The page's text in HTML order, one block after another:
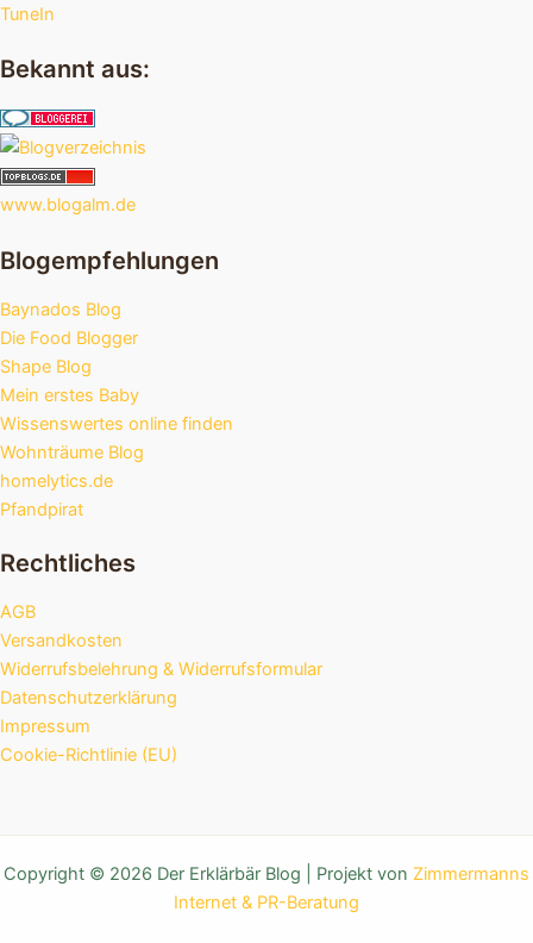
TuneIn
Bekannt aus:
www.blogalm.de
Blogempfehlungen
Baynados Blog
Die Food Blogger
Shape Blog
Mein erstes Baby
Wissenswertes online finden
Wohnträume Blog
homelytics.de
Pfandpirat
Rechtliches
AGB
Versandkosten
Widerrufsbelehrung & Widerrufsformular
Datenschutzerklärung
Impressum
Cookie-Richtlinie (EU)
Copyright © 2026 Der Erklärbär Blog | Projekt von Zimmermanns
Internet & PR-Beratung